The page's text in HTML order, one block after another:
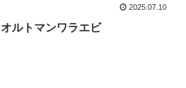
2025.07.10
オルトマンワラエビ